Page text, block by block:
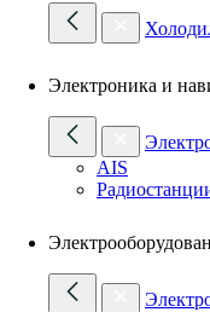
Электроника и
AIS